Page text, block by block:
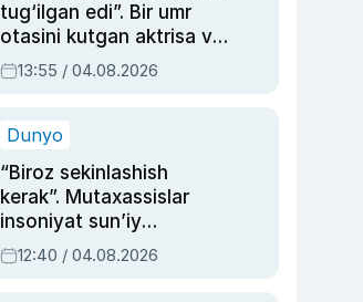
tug‘ilgan edi”. Bir umr
otasini kutgan aktrisa va
dublyaj ustasi Rimma
Ahmedovaning
13:55 / 04.08.2026
Dunyo
“Biroz sekinlashish
kerak”. Mutaxassislar
insoniyat sun’iy
intellektni boshqara
olmay qolishidan xavotir
12:40 / 04.08.2026